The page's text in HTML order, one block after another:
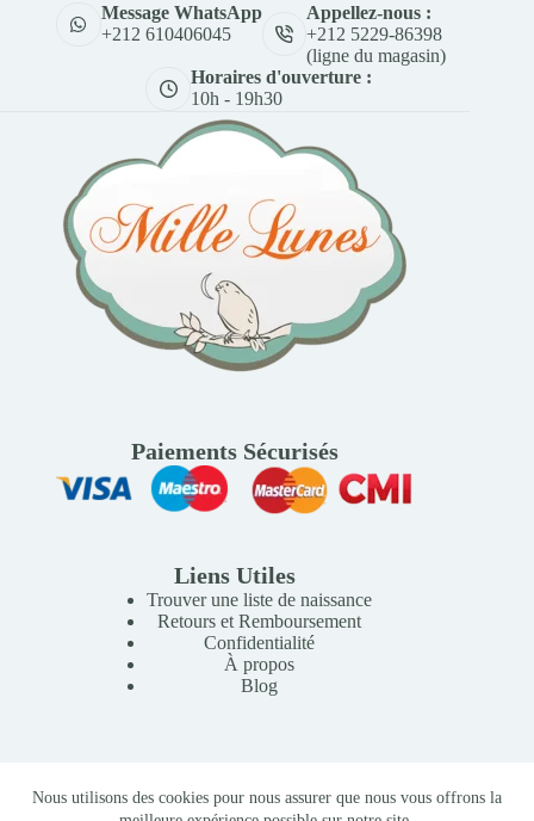
Nous utilisons des cookies pour nous assurer que nous vous offrons la
Message WhatsApp
+212 610406045
Appellez-nous :
+212 5229-86398
(ligne du magasin)
Horaires d'ouverture :
10h - 19h30
Paiements Sécurisés
Liens Utiles
Trouver une liste de naissance
Retours et Remboursement
Confidentialité
À propos
Blog
Copyright © 2026 Mille Lunes - Création du site :
Baptiste
-Conditions Générales de Vente